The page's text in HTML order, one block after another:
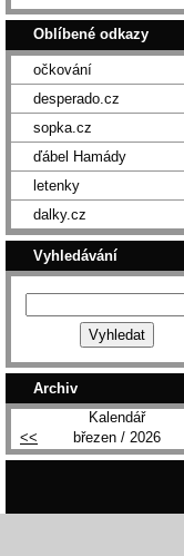
Oblíbené odkazy
očkování
desperado.cz
sopka.cz
ďábel Hamády
letenky
dalky.cz
Vyhledávání
Archiv
Kalendář
<<
březen / 2026